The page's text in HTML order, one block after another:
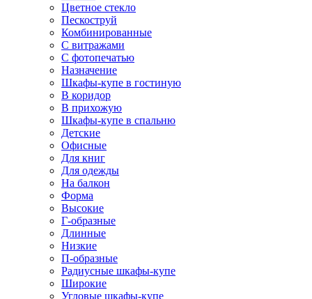
Цветное стекло
Пескоструй
Комбинированные
С витражами
С фотопечатью
Назначение
Шкафы-купе в гостиную
В коридор
В прихожую
Шкафы-купе в спальню
Детские
Офисные
Для книг
Для одежды
На балкон
Форма
Высокие
Г-образные
Длинные
Низкие
П-образные
Радиусные шкафы-купе
Широкие
Угловые шкафы-купе